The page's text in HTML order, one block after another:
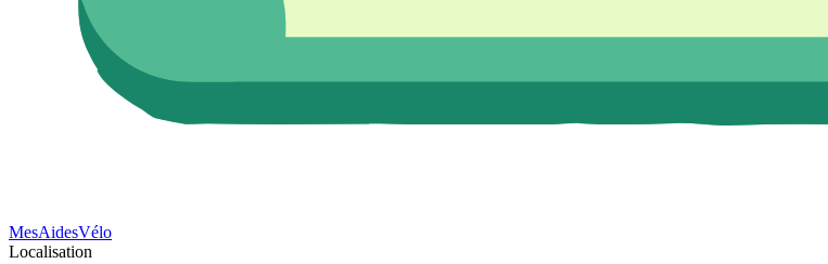
MesAidesVélo
Localisation